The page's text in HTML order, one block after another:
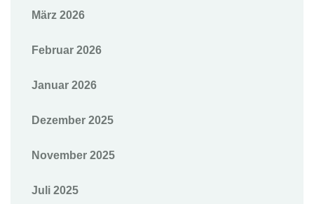
März 2026
Februar 2026
Januar 2026
Dezember 2025
November 2025
Juli 2025